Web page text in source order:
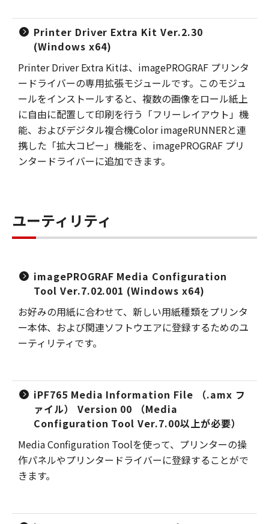
Printer Driver Extra Kit Ver.2.30
(Windows x64)
Printer Driver Extra Kitは、imagePROGRAF プリンタ
ードライバーの専用拡張モジュールです。このモジュ
ールをインストールすると、複数の画像をロール紙上
に自由に配置して印刷を行う「フリーレイアウト」機
能、およびデジタル複合機Color imageRUNNERと連
携した「拡大コピー」機能を、imagePROGRAF プリ
ンタードライバーに追加できます。
ユーティリティ
imagePROGRAF Media Configuration
Tool Ver.7.02.001 (Windows x64)
お好みの用紙に合わせて、新しい用紙種類をプリンタ
ー本体、および関連ソフトウエアに登録するためのユ
ーティリティです。
iPF765 Media Information File （.amx フ
ァイル） Version 00 （Media
Configuration Tool Ver.7.00以上が必要）
Media Configuration Toolを使って、プリンターの操
作パネルやプリンタードライバーに登録することがで
きます。